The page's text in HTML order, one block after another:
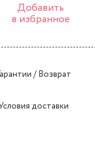
Добавить
в избранное
/ Возврат
доставки